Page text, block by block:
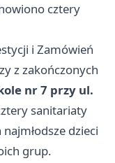
cztery
i Zamówień
z zakończonych
nr 7 przy ul.
sanitariaty
dzieci
grup.